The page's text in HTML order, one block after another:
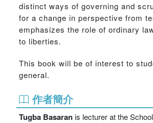
distinct ways of governing and
for a change in perspective from
emphasizes the role of ordinary
to liberties.
This book will be of interest to
general.
作者簡介
Tugba Basaranis lecturer at the